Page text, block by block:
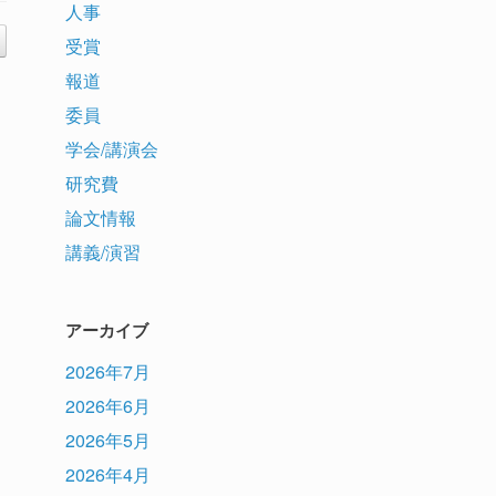
人事
受賞
報道
委員
学会/講演会
研究費
論文情報
講義/演習
アーカイブ
2026年7月
2026年6月
2026年5月
2026年4月